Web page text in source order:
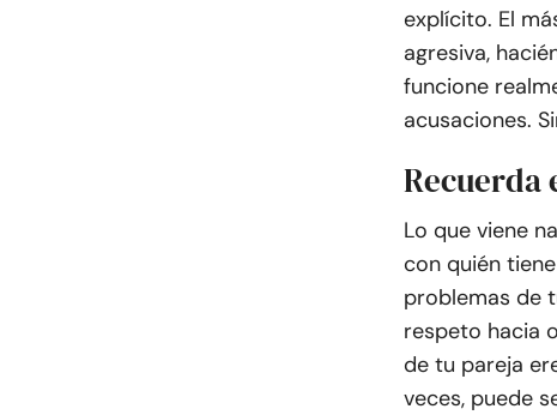
explícito. El
agresiva,
funcione
acusaciones.
Recuerda
Lo que viene
con quién
problemas de
respeto hacia
de tu pareja
veces, puede